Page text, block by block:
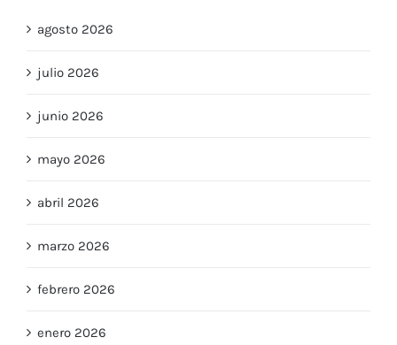
agosto 2026
julio 2026
junio 2026
mayo 2026
abril 2026
marzo 2026
febrero 2026
enero 2026